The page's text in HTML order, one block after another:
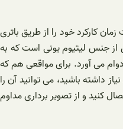
کارکرد خود را از طریق باتری
از جنس لیتیوم یونی است که به
شارژ دوام می آورد‌. برای مواقعی هم که
داشته باشید، می توانید آن را
کنید و از تصویر برداری مداوم